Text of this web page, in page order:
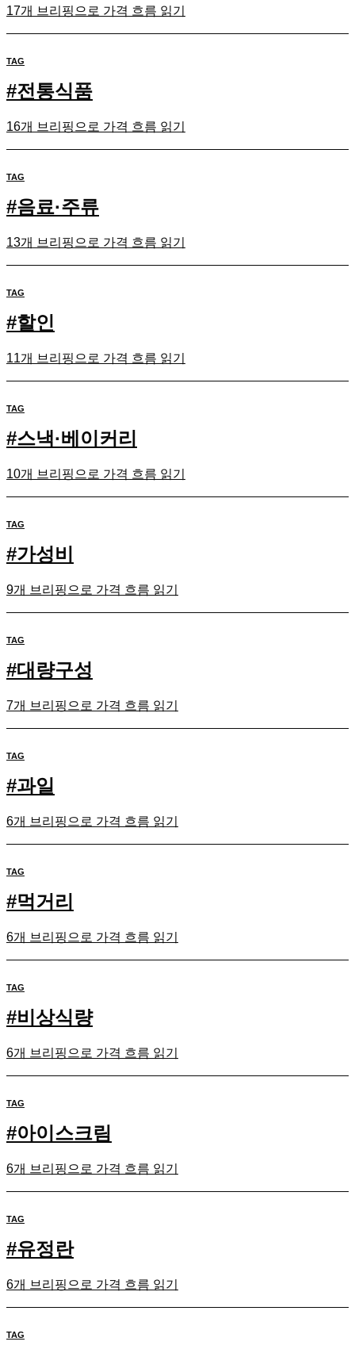
17개 브리핑으로 가격 흐름 읽기
TAG
#전통식품
16개 브리핑으로 가격 흐름 읽기
TAG
#음료·주류
13개 브리핑으로 가격 흐름 읽기
TAG
#할인
11개 브리핑으로 가격 흐름 읽기
TAG
#스낵·베이커리
10개 브리핑으로 가격 흐름 읽기
TAG
#가성비
9개 브리핑으로 가격 흐름 읽기
TAG
#대량구성
7개 브리핑으로 가격 흐름 읽기
TAG
#과일
6개 브리핑으로 가격 흐름 읽기
TAG
#먹거리
6개 브리핑으로 가격 흐름 읽기
TAG
#비상식량
6개 브리핑으로 가격 흐름 읽기
TAG
#아이스크림
6개 브리핑으로 가격 흐름 읽기
TAG
#유정란
6개 브리핑으로 가격 흐름 읽기
TAG